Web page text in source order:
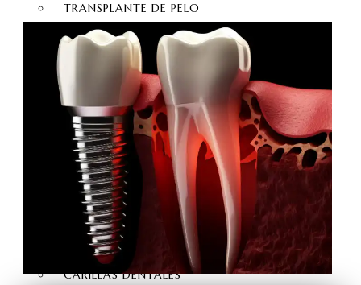
TRANSPLANTE DE PELO
INJERTO CAPILAR FUE
INJERTO CAPILAR DHI
INJERTO CAPILAR FUE
ZAFIRO
INJERTO DE BARBA
TRASPLANTE DE CEJAS
ESTÉTICA DENTAL
DISEÑO DE SONRISA
CORONAS DE ZIRCONIO
DENTALES LAMINADAS
CARILLAS DE PORCELANA
CARILLAS DENTALES